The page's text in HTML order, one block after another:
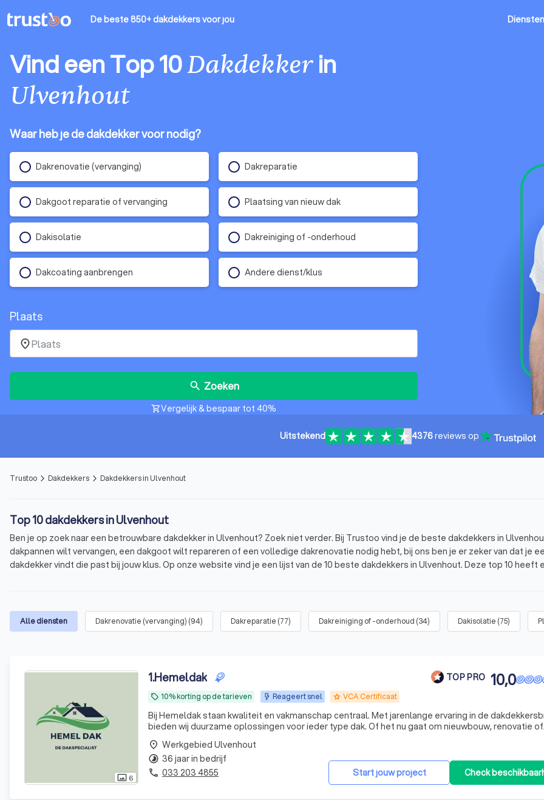
De beste 850+ dakdekkersvoor jou Diensten
Vind een Top 10Dakdekkerin
Ulvenhout
Waar heb je de dakdekker voor nodig?
Dakrenovatie (vervanging) Dakreparatie
Dakgoot reparatie of vervanging Plaatsing van nieuw dak
Dakisolatie Dakreiniging of -onderhoud
Dakcoating aanbrengen Andere dienst/klus
Plaats
place
search Zoeken
shopping_cartVergelijk & bespaar tot 40%
Uitstekend 4376reviews op
Trustoo arrow_forward_ios Dakdekkers arrow_forward_ios Dakdekkers in Ulvenhout
Top 10 dakdekkers in Ulvenhout
Ben je op zoek naar een betrouwbare dakdekker in Ulvenhout? Zoek niet verder. Bij Trustoo vind je de beste dakdekkers in
dakpannen wilt vervangen, een dakgoot wilt repareren of een volledige dakrenovatie nodig hebt, bij ons ben je er zeker van dat je
dakdekker vindt die past bij jouw klus. Op onze website vind je een lijst van de 10 beste dakdekkers in Ulvenhout. Deze top 10 heeft
Waarom een professionele dakdekker in Ulvenhout?
Alle diensten Dakrenovatie (vervanging) (94) Dakreparatie (77) Dakreiniging of -onderhoud (34) Dakisolatie (75)
photo_size_select_actual 6
1.Hemeldak TOP PRO
local_offer 10% korting op de tarieven Reageert snel grade VCA Certificaat
10,0
Bij Hemeldak staan kwaliteit en vakmanschap centraal. Met jarenlange ervaring in de
bieden wij duurzame oplossingen voor ieder type dak. Of het nu gaat om nieuwbouw, renovatie of
onderhoud, wij zorgen voor een professioneel en betrouwbaar resultaat. Uw dak, onze zorg!
Start jouw project Check
place Werkgebied Ulvenhout
timelapse 36 jaar in bedrijf
phone 033 203 4855